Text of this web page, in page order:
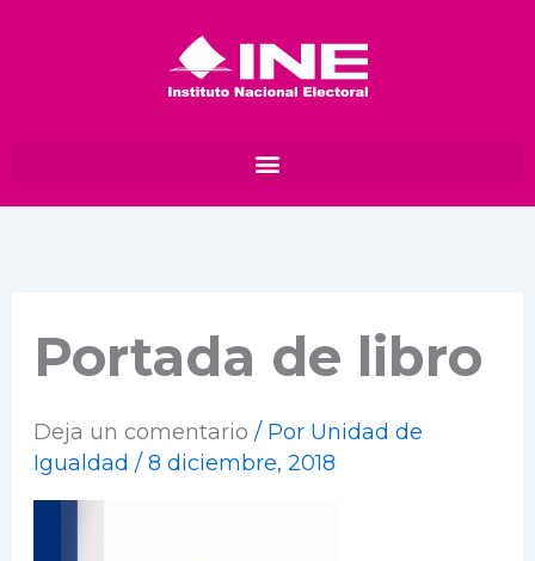
Portada de libro
Deja un comentario / Por Unidad de
Igualdad /8 diciembre, 2018